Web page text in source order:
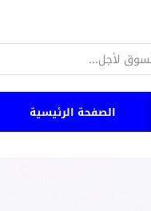
الصفحة الرئيسية